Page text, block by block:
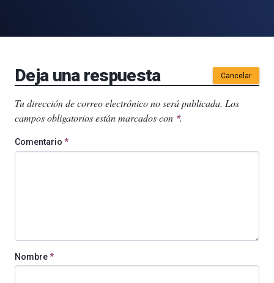
Deja una respuesta Cancelar
Tu dirección de correo electrónico no será publicada. Los
campos obligatorios están marcados con *.
Comentario *
Nombre*